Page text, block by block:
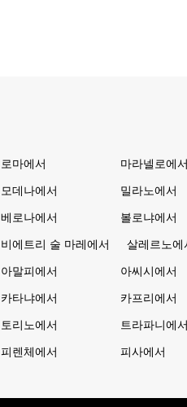
로마에서 마라넬로에
모데나에서 밀라노에서
베로나에서 볼로냐에서
비에트리 술 마레에서 살레르노에
아말피에서 아씨시에서
카타냐에서 카프리에서
토리노에서 트라파니에
피렌체에서 피사에서